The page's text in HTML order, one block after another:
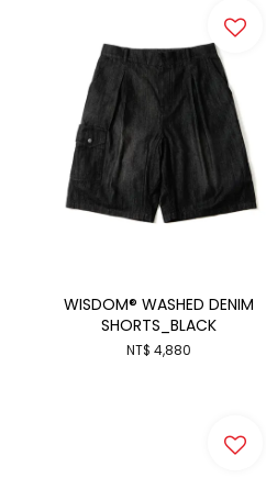
WISDOM® WASHED DENIM
SHORTS_BLACK
NT$ 4,880